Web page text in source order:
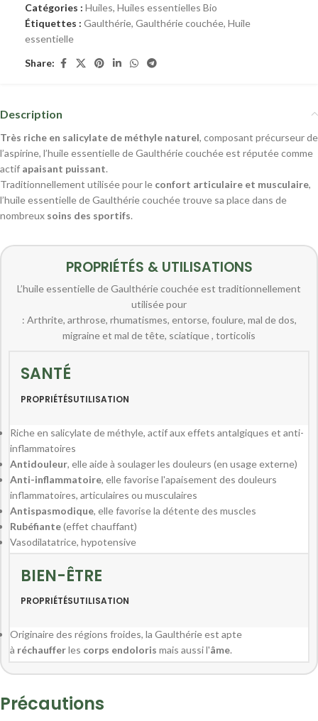
Catégories : Huiles, Huiles essentielles Bio
Étiquettes : Gaulthérie, Gaulthérie couchée, Huile
essentielle
Share:
Description
Très riche en salicylate de méthyle naturel, composant précurseur de
l’aspirine, l’huile essentielle de Gaulthérie couchée est réputée comme
actif apaisant puissant.
Traditionnellement utilisée pour le confort articulaire et musculaire,
l’huile essentielle de Gaulthérie couchée trouve sa place dans de
nombreux soins des sportifs.
PROPRIÉTÉS & UTILISATIONS
L’huile essentielle de Gaulthérie couchée est traditionnellement
utilisée pour
: Arthrite, arthrose, rhumatismes, entorse, foulure, mal de dos,
migraine et mal de tête, sciatique , torticolis
SANTÉ
PROPRIÉTÉSUTILISATION
Riche en salicylate de méthyle, actif aux effets antalgiques et anti-
inflammatoires
Antidouleur, elle aide à soulager les douleurs (en usage externe)
Anti-inflammatoire, elle favorise l'apaisement des douleurs
inflammatoires, articulaires ou musculaires
Antispasmodique, elle favorise la détente des muscles
Rubéfiante(effet chauffant)
Vasodilatatrice, hypotensive
BIEN-ÊTRE
PROPRIÉTÉSUTILISATION
Originaire des régions froides, la Gaulthérie est apte
à réchaufferles corps endoloris mais aussi l'âme.
Précautions